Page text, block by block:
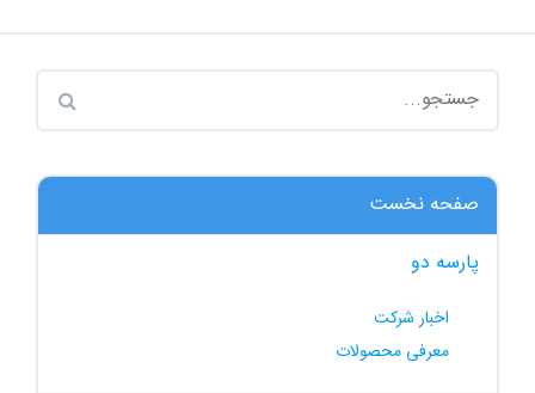
صفحه نخست
پارسه دو
اخبار شرکت
معرفی محصولات